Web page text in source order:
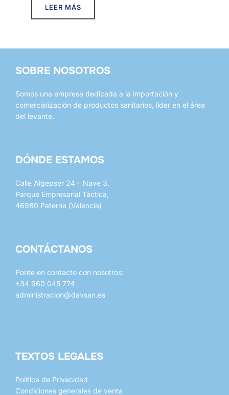
LEER MÁS
SOBRE NOSOTROS
Somos una empresa dedicada a la importación y
comercialización de productos sanitarios, líder en el área
del levante.
DÓNDE ESTAMOS
Calle Algepser 24 – Nave 3,
Parque Empresarial Táctica,
46980 Paterna (Valencia)
CONTÁCTANOS
Ponte en contacto con nosotros:
+34 960 045 774
administracion@davsan.es
TEXTOS LEGALES
Política de Privacidad
Condiciones generales de venta